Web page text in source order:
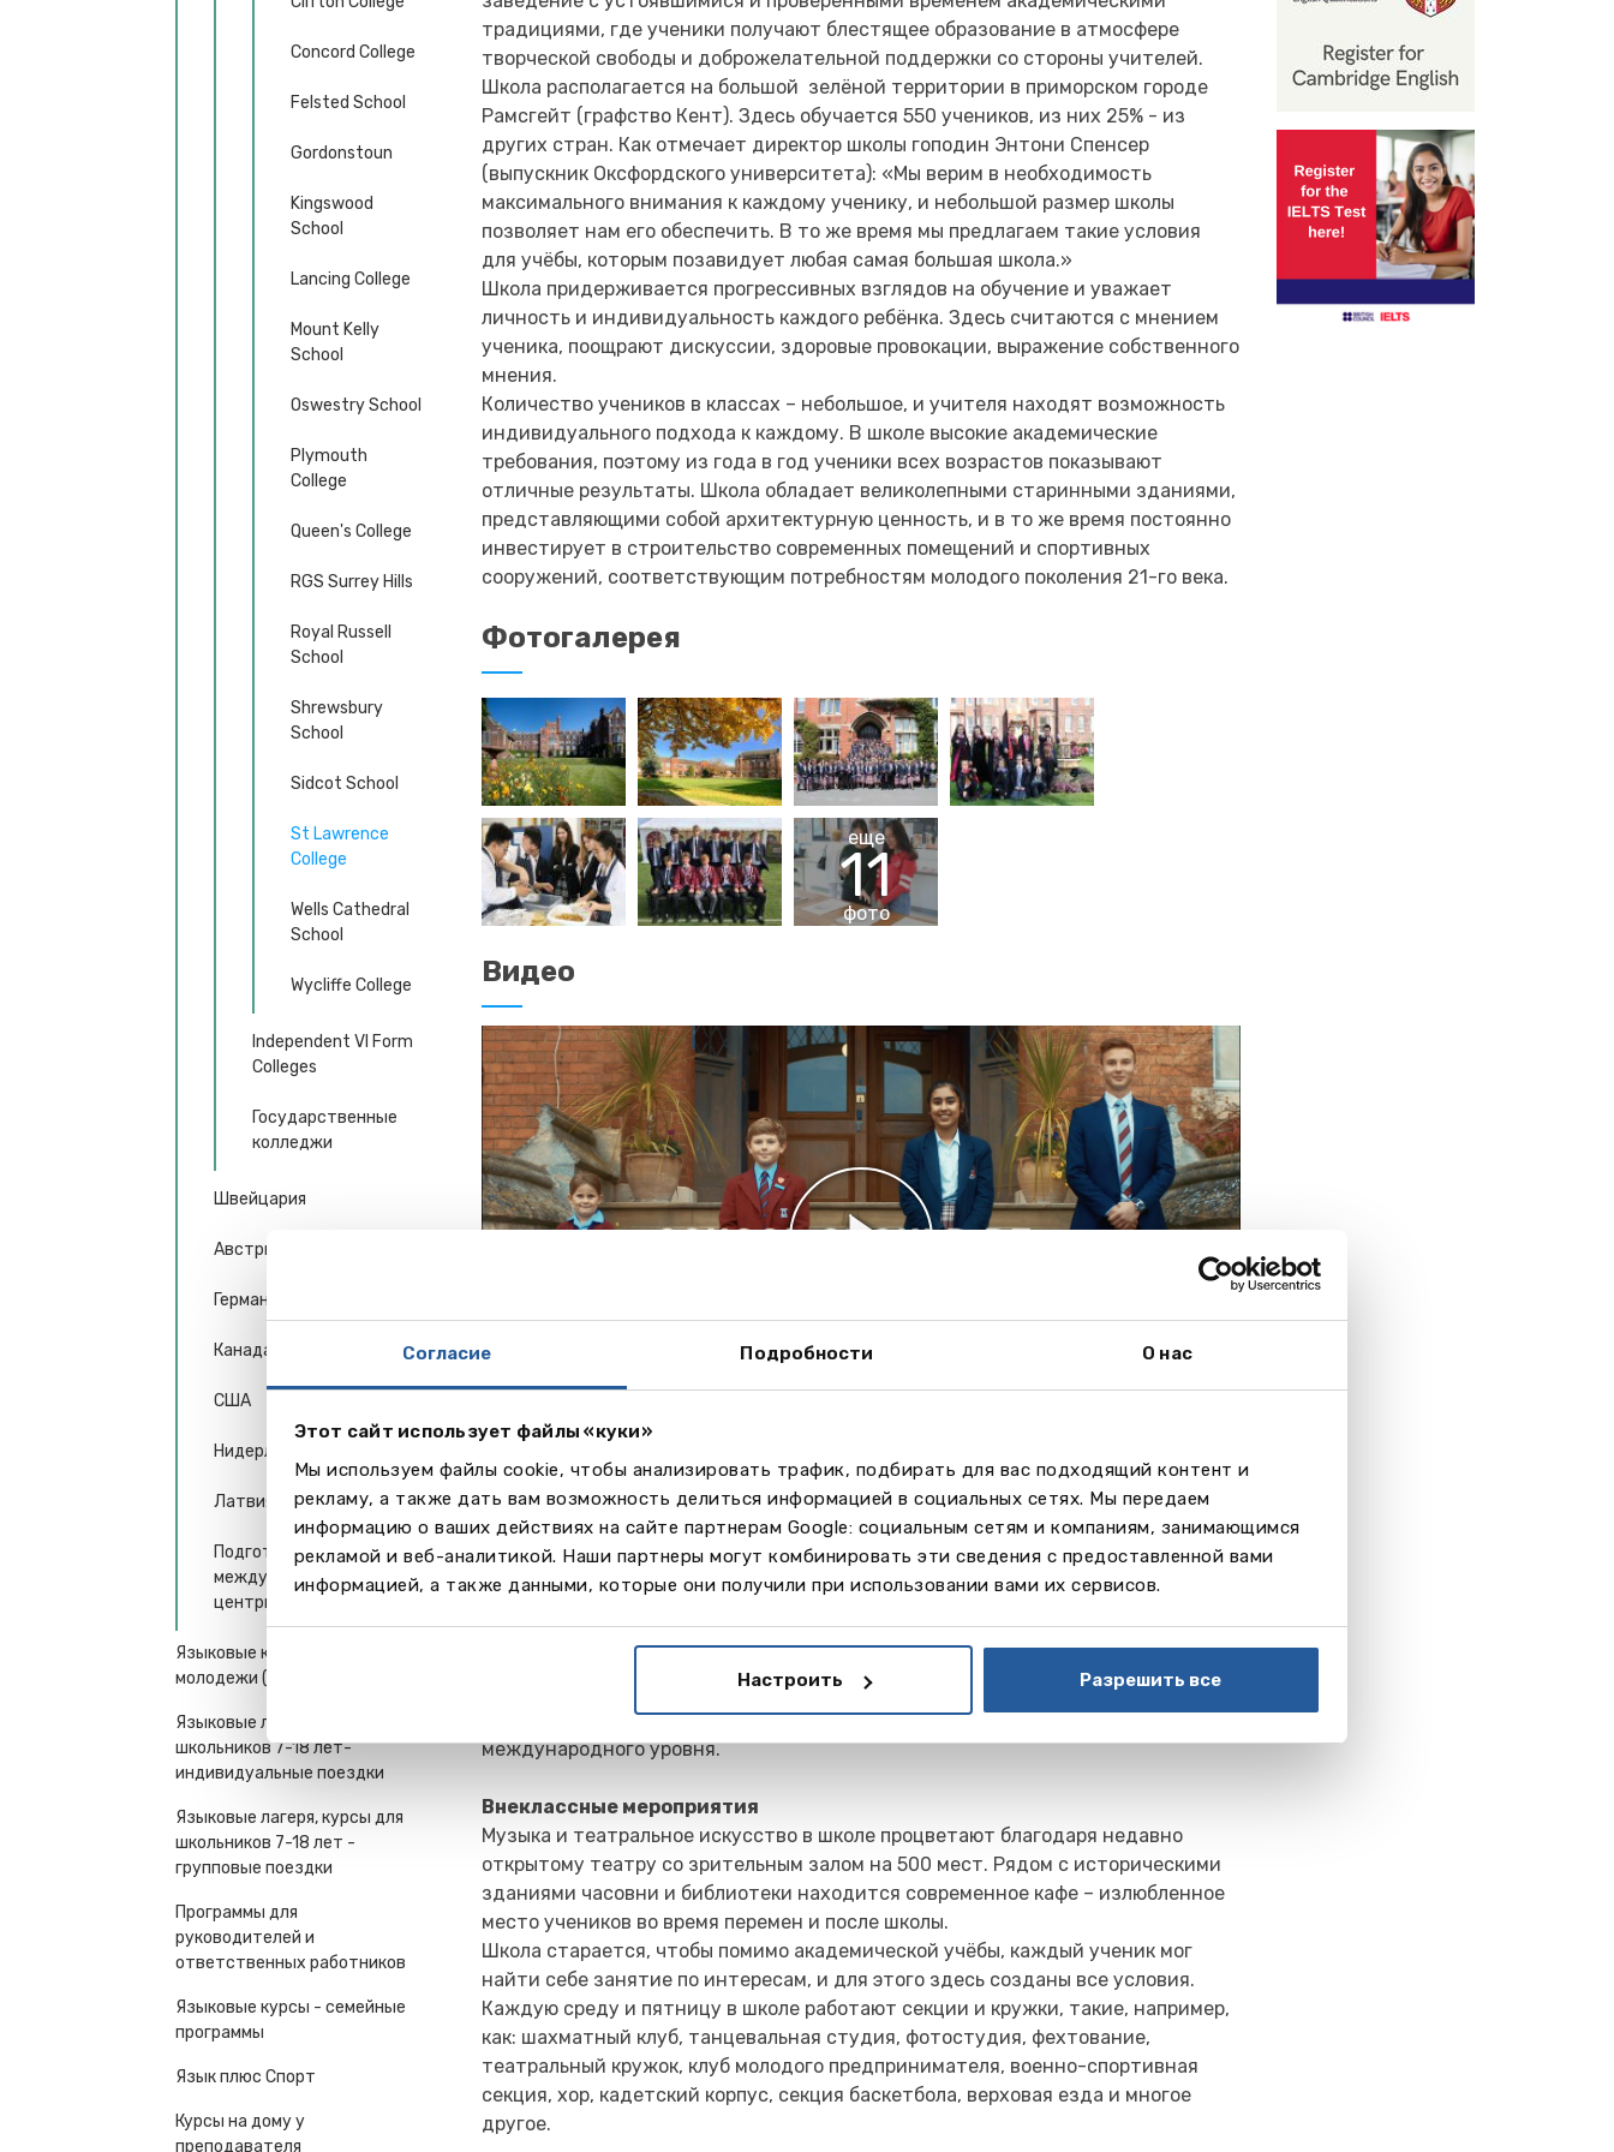
Согласие Подробности О нас
Этот сайт использует файлы «куки»
Мы используем файлы cookie, чтобы анализировать трафик, подбирать для вас подходящий контент и
рекламу, а также дать вам возможность делиться информацией в социальных сетях. Мы передаем
информацию о ваших действиях на сайте партнерам Google: социальным сетям и компаниям, занимающимся
рекламой и веб-аналитикой. Наши партнеры могут комбинировать эти сведения с предоставленной вами
информацией, а также данными, которые они получили при использовании вами их сервисов.
Настроить Разрешить все
Concord College
Felsted School
Gordonstoun
Kingswood
School
Lancing College
Mount Kelly
School
Oswestry School
Plymouth
College
Queen's College
RGS Surrey Hills
Royal Russell
School
Shrewsbury
School
Sidcot School
St Lawrence
College
Wells Cathedral
School
Wycliffe College
Independent VI Form
Colleges
Государственные
колледжи
Швейцария
Австрия
Германия
Канада
США
Нидерланды
Латвия
Подготовительные
международные учебные
центры (Англия)
Языковые курсы для
молодежи (16+) и взрослых
Языковые лагеря, курсы для
школьников 7-18 лет-
индивидуальные поездки
Языковые лагеря, курсы для
школьников 7-18 лет -
групповые поездки
Программы для
руководителей и
ответственных работников
Языковые курсы - семейные
программы
Язык плюс Спорт
Курсы на дому у
преподавателя
традициями, где ученики получают блестящее образование в атмосфере
творческой свободы и доброжелательной поддержки со стороны учителей.
Школа располагается на большой зелёной территории в приморском городе
Рамсгейт (графство Кент). Здесь обучается 550 учеников, из них 25% - из
других стран. Как отмечает директор школы гоподин Энтони Спенсер
(выпускник Оксфордского университета): «Мы верим в необходимость
максимального внимания к каждому ученику, и небольшой размер школы
позволяет нам его обеспечить. В то же время мы предлагаем такие условия
для учёбы, которым позавидует любая самая большая школа.»
Школа придерживается прогрессивных взглядов на обучение и уважает
личность и индивидуальность каждого ребёнка. Здесь считаются с мнением
ученика, поощрают дискуссии, здоровые провокации, выражение собственного
мнения.
Количество учеников в классах – небольшое, и учителя находят возможность
индивидуального подхода к каждому. В школе высокие академические
требования, поэтому из года в год ученики всех возрастов показывают
отличные результаты. Школа обладает великолепными старинными зданиями,
представляющими собой архитектурную ценность, и в то же время постоянно
инвестирует в строительство современных помещений и спортивных
сооружений, соответствующим потребностям молодого поколения 21-го века.
Фотогалерея
еще
11
фото
Видео
Спорт
В современном спортивном комплексе школы ученики могут заниматься
такими видами спорта как регби, нетбол, хоккей, крикет и плавание. В
спортивном центре также есть тренажерный зал, корты для сквоша,
спортивный зал, в котором можно заниматься бадминтоном, баскетболом и
Еxcellence Programme для талантливых спортсменов. В настоящее время 4
игрока хоккейной команды (хоккей на траве) участвуют в соревнованиях
международного уровня.
Внеклассные мероприятия
Музыка и театральное искусство в школе процветают благодаря недавно
открытому театру со зрительным залом на 500 мест. Рядом с историческими
зданиями часовни и библиотеки находится современное кафе – излюбленное
место учеников во время перемен и после школы.
Школа старается, чтобы помимо академической учёбы, каждый ученик мог
найти себе занятие по интересам, и для этого здесь созданы все условия.
Каждую среду и пятницу в школе работают секции и кружки, такие, например,
как: шахматный клуб, танцевальная студия, фотостудия, фехтование,
театральный кружок, клуб молодого предпринимателя, военно-спортивная
секция, хор, кадетский корпус, секция баскетбола, верховая езда и многое
другое.